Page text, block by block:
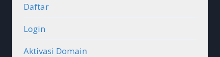
Daftar
Login
Aktivasi Domain